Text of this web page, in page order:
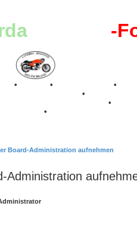
-Register -
• • •
•
•
•
Board-Administration aufnehmen
Administration